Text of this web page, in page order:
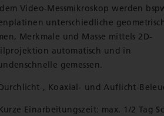
Video-Messmikroskop werden
unterschiedliche
Merkmale und Masse mittels 2D-
automatisch und in
gemessen.
, Koaxial- und Auflicht-
Einarbeitungszeit: max. 1/2 Tag